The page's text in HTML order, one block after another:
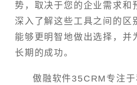
势，取决于您的企业需求和
深入了解这些工具之间的区
能够更明智地做出选择，并
长期的成功。
傲融软件35CRM专注